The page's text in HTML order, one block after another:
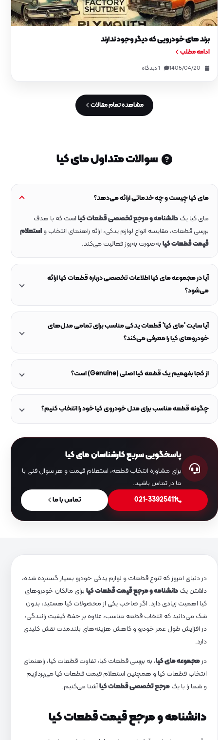
برند های خودرویی که دیگر وجود ندارند
ادامه مطلب
1405/04/20 1 دیدگاه
مشاهده تمام مقالات
سوالات متداول مای کیا
مای کیا چیست و چه خدماتی ارائه می‌دهد؟
مای کیا یکدانشنامه و مرجع تخصصی قطعات کیااست که با هدف
بررسی قطعات، مقایسه انواع لوازم یدکی، ارائه راهنمای انتخاب واستعلام
قیمت قطعات کیابه‌صورت به‌روز فعالیت می‌کند.
آیا در مجموعه مای کیا اطلاعات تخصصی درباره قطعات کیا ارائه
می‌شود؟
آیا سایت 'مای کیا' قطعات یدکی مناسب برای تمامی مدل‌های
خودروهای کیا را معرفی می‌کند؟
از کجا بفهمیم یک قطعه کیا اصلی (Genuine) است؟
چگونه قطعه مناسب برای مدل خودروی کیا خود را انتخاب کنیم؟
پاسخگویی سریع کارشناسان مای کیا
برای مشاوره انتخاب قطعه، استعلام قیمت و هر سوال فنی با
ما در تماس باشید.
021-33925411
تماس با ما
در دنیای امروز که تنوع قطعات و لوازم یدکی خودرو بسیار گسترده شده،
داشتن یکدانشنامه و مرجع قیمت قطعات کیابرای مالکان خودروهای
کیا اهمیت زیادی دارد. اگر صاحب یکی از محصولات کیا هستید، بدون
شک می‌دانید که انتخاب قطعه مناسب، علاوه بر حفظ کیفیت رانندگی،
در افزایش طول عمر خودرو و کاهش هزینه‌های بلندمدت نقش کلیدی
دارد.
درمجموعه مای کیا، به بررسی قطعات کیا، تفاوت قطعات کیا، راهنمای
انتخاب قطعات کیا و همچنین استعلام قیمت قطعات کیا می‌پردازیم
و شما را با یکمرجع تخصصی قطعات کیاآشنا می‌کنیم.
دانشنامه و مرجع قیمت قطعات کیا